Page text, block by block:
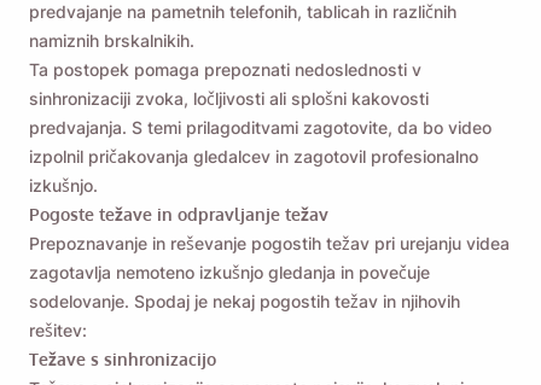
predvajanje na pametnih telefonih, tablicah in različnih
namiznih brskalnikih.
Ta postopek pomaga prepoznati nedoslednosti v
sinhronizaciji zvoka, ločljivosti ali splošni kakovosti
predvajanja. S temi prilagoditvami zagotovite, da bo video
izpolnil pričakovanja gledalcev in zagotovil profesionalno
izkušnjo.
Pogoste težave in odpravljanje težav
Prepoznavanje in reševanje pogostih težav pri urejanju videa
zagotavlja nemoteno izkušnjo gledanja in povečuje
sodelovanje. Spodaj je nekaj pogostih težav in njihovih
rešitev:
Težave s sinhronizacijo